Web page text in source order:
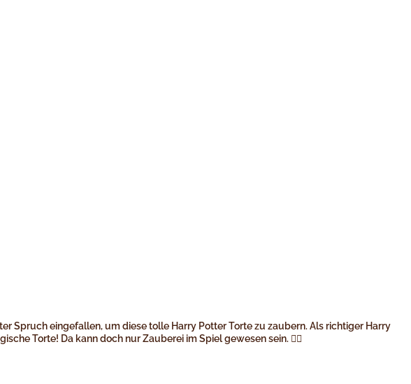
Spruch eingefallen, um diese tolle Harry Potter Torte zu zaubern. Als richtiger Harry
Torte! Da kann doch nur Zauberei im Spiel gewesen sein. 🧙‍♀️